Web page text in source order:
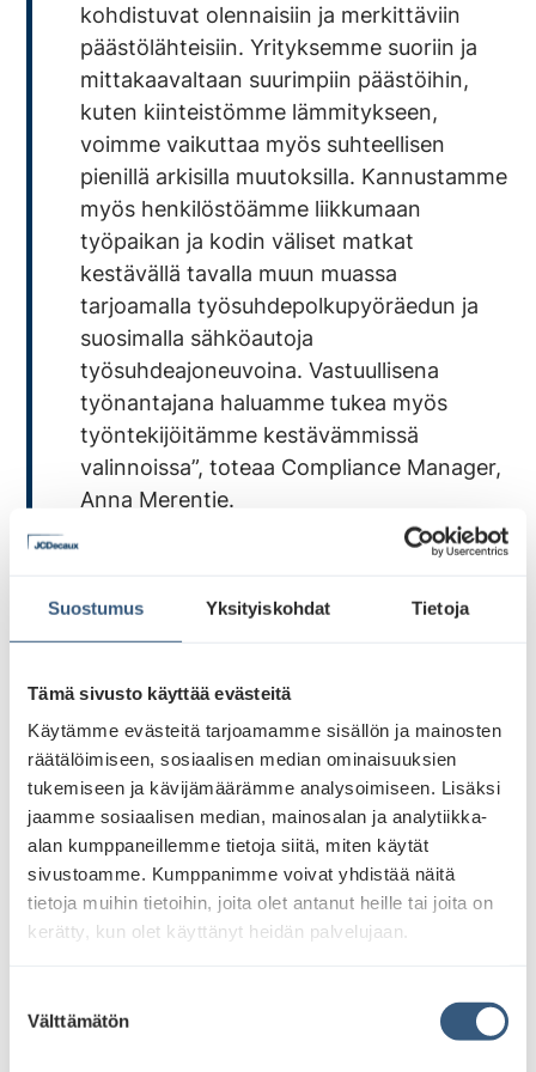
Suostumus Yksityiskohdat Tietoja
Tämä sivusto käyttää evästeitä
Käytämme evästeitä tarjoamamme sisällön ja mainosten
räätälöimiseen, sosiaalisen median ominaisuuksien
tukemiseen ja kävijämäärämme analysoimiseen. Lisäksi
jaamme sosiaalisen median, mainosalan ja analytiikka-
alan kumppaneillemme tietoja siitä, miten käytät
sivustoamme. Kumppanimme voivat yhdistää näitä
tietoja muihin tietoihin, joita olet antanut heille tai joita on
kerätty, kun olet käyttänyt heidän palvelujaan.
Välttämätön
kohdistuvat olennaisiin ja merkittäviin
päästölähteisiin. Yrityksemme suoriin ja
mittakaavaltaan suurimpiin päästöihin,
kuten kiinteistömme lämmitykseen,
voimme vaikuttaa myös suhteellisen
pienillä arkisilla muutoksilla. Kannustamme
myös henkilöstöämme liikkumaan
työpaikan ja kodin väliset matkat
kestävällä tavalla muun muassa
tarjoamalla työsuhdepolkupyöräedun ja
suosimalla sähköautoja
työsuhdeajoneuvoina. Vastuullisena
työnantajana haluamme tukea myös
työntekijöitämme kestävämmissä
valinnoissa”, toteaa Compliance Manager,
Anna Merentie.
epäsuorista, eli scope 3 -päästöistä, joihin pyrimme
mahdollisuuksiemme rajoissa vaikuttamaan
välillisesti muun muassa vähentämällä
energiankulutustamme sekä tekemällä järkeviä
hankintoja. Aivan kuten yksittäisten kuluttajien, myös
yritysten kannattaakin tarkastella hankintojaan
kriittisesti. Scope 3 -päästöjen vähentäminen on
toimialasta riippumatta haasteellista ja on hyvin
tyypillistä, että scope 3-päästöjen osuus yrityksen
hiilijalanjäljestä on suurin. Päästöjen vähentäminen
kanssa. Kestävät valinnat, jotka säästävät luonnon
resursseja ovat monesti myös taloudellisesti järkeviä